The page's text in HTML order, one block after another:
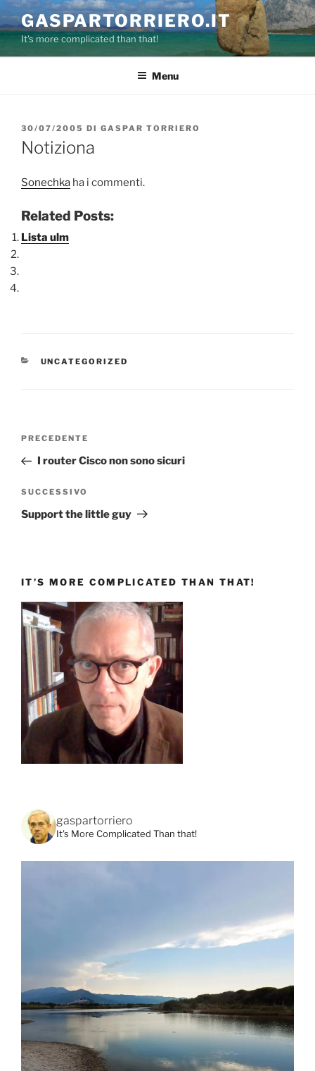
Salta
al
contenuto
GASPARTORRIERO.IT
It's more complicated than that!
Menu
PUBBLICATO
IL
30/07/2005 DI GASPAR TORRIERO
Notiziona
Sonechka ha i commenti.
Related Posts:
Lista ulm
CATEGORIE
UNCATEGORIZED
Navigazione
Articolo
precedente:
PRECEDENTE
I router Cisco non sono sicuri
Articolo
successivo
SUCCESSIVO
Support the little guy
IT’S MORE COMPLICATED THAN THAT!
gaspartorriero
It's More Complicated Than that!